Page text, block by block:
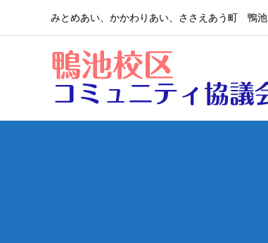
みとめあい、かかわりあい、ささえあう町 鴨池